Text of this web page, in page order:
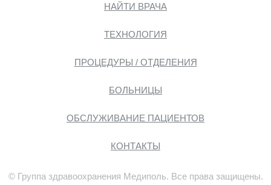
НАЙТИ ВРАЧА
ТЕХНОЛОГИЯ
ПРОЦЕДУРЫ / ОТДЕЛЕНИЯ
БОЛЬНИЦЫ
ОБСЛУЖИВАНИЕ ПАЦИЕНТОВ
КОНТАКТЫ
© Группа здравоохранения Медиполь. Все права защищены.